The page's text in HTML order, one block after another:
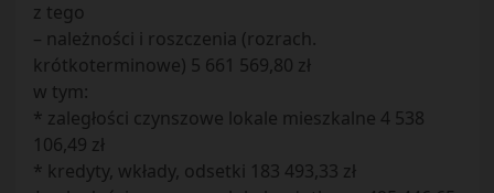
z tego
– należności i roszczenia (rozrach.
krótkoterminowe) 5 661 569,80 zł
w tym:
* zaległości czynszowe lokale mieszkalne 4 538
106,49 zł
* kredyty, wkłady, odsetki 183 493,33 zł